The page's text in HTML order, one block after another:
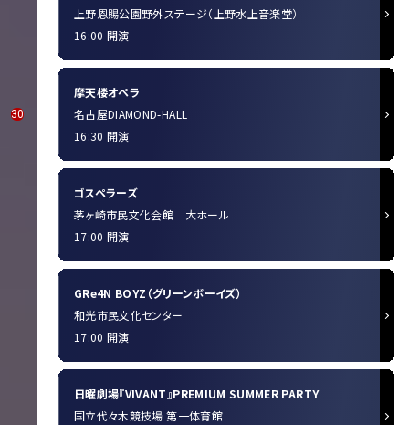
30
上野恩賜公園野外ステージ（上野水上音楽堂）
16:00 開演
摩天楼オペラ
名古屋DIAMOND-HALL
16:30 開演
ゴスペラーズ
茅ヶ崎市民文化会館 大ホール
17:00 開演
GRe4N BOYZ（グリーンボーイズ）
和光市民文化センター
17:00 開演
日曜劇場『VIVANT』PREMIUM SUMMER PARTY
国立代々木競技場 第一体育館